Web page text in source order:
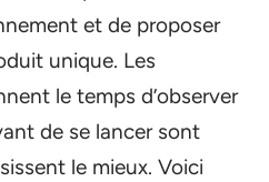
et de proposer
unique. Les
le temps d’observer
de se lancer sont
le mieux. Voici